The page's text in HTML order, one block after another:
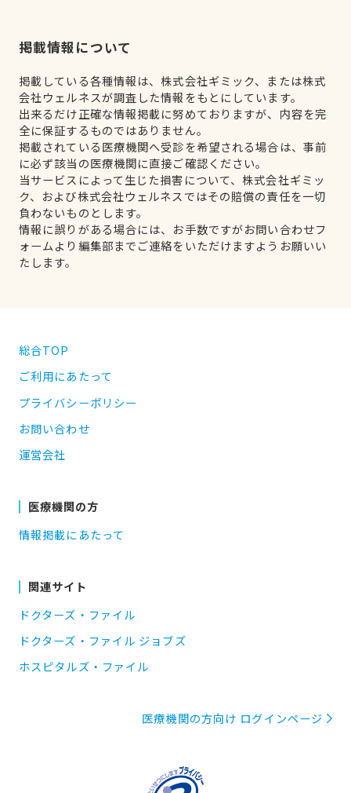
掲載情報について
掲載している各種情報は、株式会社ギミック、または株式
会社ウェルネスが調査した情報をもとにしています。
出来るだけ正確な情報掲載に努めておりますが、内容を完
全に保証するものではありません。
掲載されている医療機関へ受診を希望される場合は、事前
に必ず該当の医療機関に直接ご確認ください。
当サービスによって生じた損害について、株式会社ギミッ
ク、および株式会社ウェルネスではその賠償の責任を一切
負わないものとします。
情報に誤りがある場合には、お手数ですがお問い合わせフ
ォームより編集部までご連絡をいただけますようお願いい
たします。
総合TOP
ご利用にあたって
プライバシーポリシー
お問い合わせ
運営会社
医療機関の方
情報掲載にあたって
関連サイト
ドクターズ・ファイル
ドクターズ・ファイル ジョブズ
ホスピタルズ・ファイル
医療機関の方向け ログインページ